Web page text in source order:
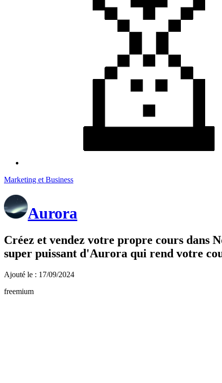
Marketing et Business
Aurora
Créez et vendez votre propre cours dans
super puissant d'Aurora qui rend votre
Ajouté le : 17/09/2024
freemium